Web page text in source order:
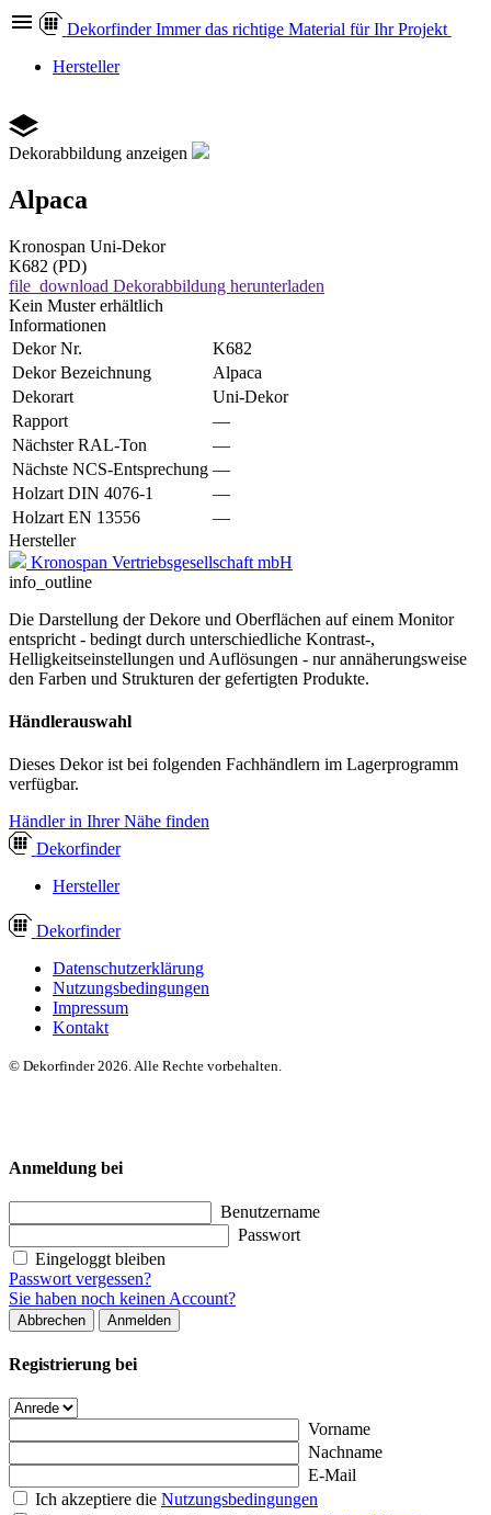
Dekorfinder Immer das richtige Material für Ihr Projekt
Hersteller
Dekorabbildung anzeigen
Alpaca
Kronospan Uni-Dekor
K682 (PD)
file_download Dekorabbildung herunterladen
Kein Muster erhältlich
Informationen
Dekor Nr.
K682
Dekor Bezeichnung
Alpaca
Dekorart
Uni-Dekor
Rapport
—
Nächster RAL-Ton
—
Nächste NCS-Entsprechung —
Holzart DIN 4076-1
—
Holzart EN 13556
—
Hersteller
Kronospan Vertriebsgesellschaft mbH
info_outline
Die Darstellung der Dekore und Oberflächen auf einem Monitor
entspricht - bedingt durch unterschiedliche Kontrast-,
Helligkeitseinstellungen und Auflösungen - nur annäherungsweise
den Farben und Strukturen der gefertigten Produkte.
Händlerauswahl
Dieses Dekor ist bei folgenden Fachhändlern im Lagerprogramm
verfügbar.
Händler in Ihrer Nähe finden
Dekorfinder
Hersteller
Dekorfinder
Datenschutzerklärung
Nutzungsbedingungen
Impressum
Kontakt
© Dekorfinder 2026. Alle Rechte vorbehalten.
Anmeldung bei
Benutzername
Passwort
Eingeloggt bleiben
Passwort vergessen?
Sie haben noch keinen Account?
Abbrechen Anmelden
Registrierung bei
Vorname
Nachname
E-Mail
Ich akzeptiere die Nutzungsbedingungen